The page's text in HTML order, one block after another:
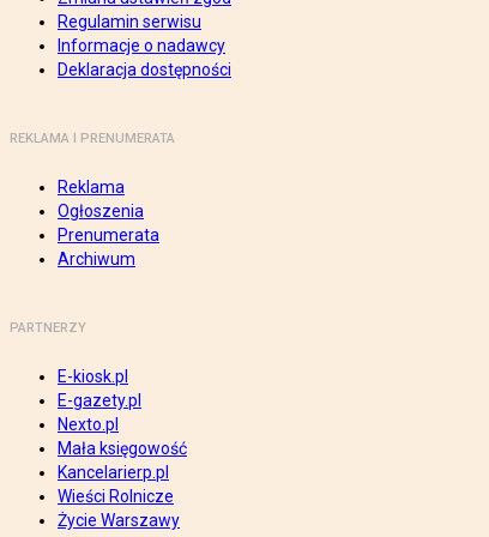
Regulamin serwisu
Informacje o nadawcy
Deklaracja dostępności
REKLAMA I PRENUMERATA
Reklama
Ogłoszenia
Prenumerata
Archiwum
PARTNERZY
E-kiosk.pl
E-gazety.pl
Nexto.pl
Mała księgowość
Kancelarierp.pl
Wieści Rolnicze
Życie Warszawy